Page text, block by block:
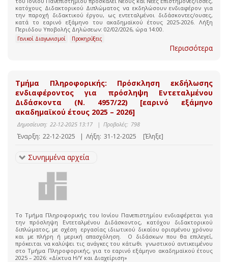
κατόχους Διδακτορικού Διπλώματος να εκδηλώσουν ενδιαφέρον για
την παροχή διδακτικού έργου, ως εντεταλμένοι διδάσκοντες/ουσες,
κατά το εαρινό εξάμηνο του ακαδημαϊκού έτους 2025-2026. Λήξη
Περιόδου Υποβολής Δηλώσεων: 02/02/2026, ώρα 14:00.
Γενικοί Διαγωνισμοί Προκηρύξεις
Περισσότερα
Τμήμα Πληροφορικής: Πρόσκληση εκδήλωσης
ενδιαφέροντος για πρόσληψη Εντεταλμένου
Διδάσκοντα (Ν. 4957/22) [εαρινό εξάμηνο
ακαδημαϊκού έτους 2025 – 2026]
Δημοσίευση: 22-12-2025 13:17 | Προβολές: 798
Έναρξη: 22-12-2025 | Λήξη: 31-12-2025 [Έληξε]
Συνημμένα αρχεία
Το Τμήμα Πληροφορικής του Ιονίου Πανεπιστημίου ενδιαφέρεται για
την πρόσληψη Εντεταλμένου Διδάσκοντος, κατόχου διδακτορικού
διπλώματος, με σχέση εργασίας ιδιωτικού δικαίου ορισμένου χρόνου
και με πλήρη ή μερική απασχόληση. Ο διδάσκων που θα επιλεγεί,
πρόκειται να καλύψει τις ανάγκες του κάτωθι γνωστικού αντικειμένου
στο Τμήμα Πληροφορικής, για το εαρινό εξάμηνο ακαδημαϊκού έτους
2025 – 2026: «Δίκτυα Η/Υ και Διαχείριση»